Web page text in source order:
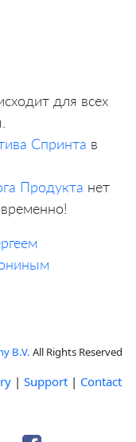
для всех
Спринта в
Продукта нет
B.V. All Rights Reserved
| Support | Contact